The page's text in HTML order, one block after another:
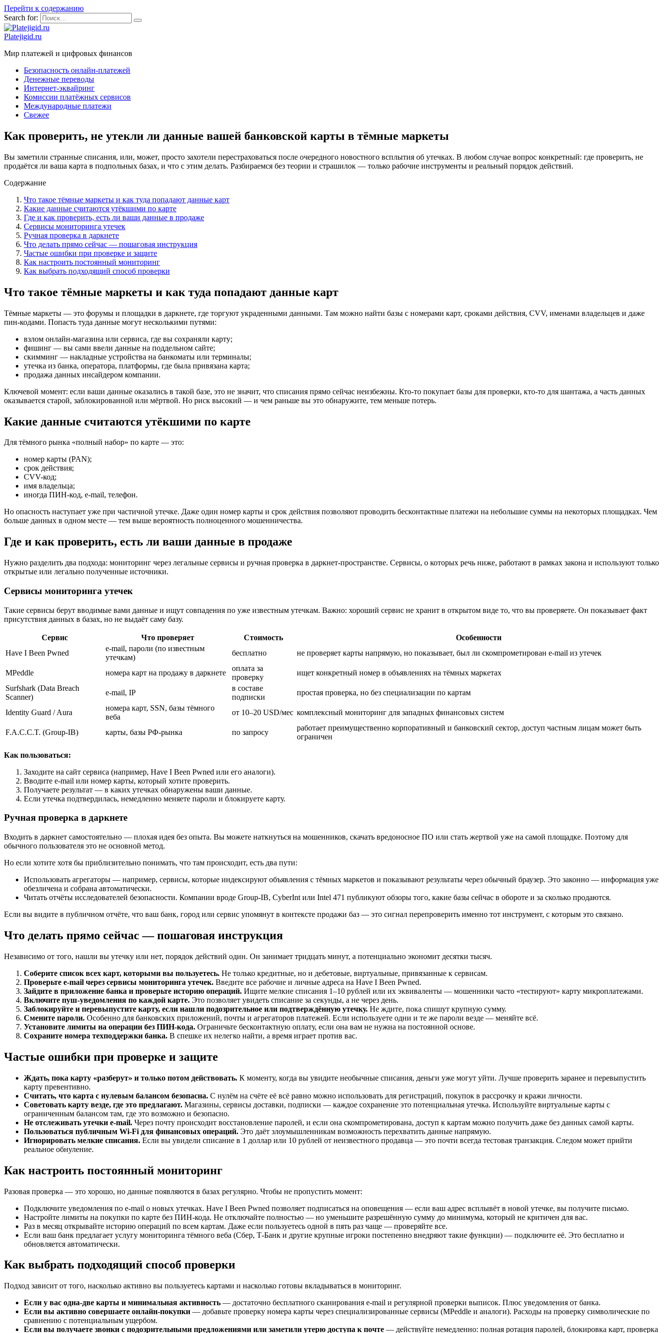
Перейти к содержанию
Search for:
Platejigid.ru
Мир платежей и цифровых финансов
Безопасность онлайн-платежей
Денежные переводы
Интернет-эквайринг
Комиссии платёжных сервисов
Международные платежи
Свежее
Как проверить, не утекли ли данные вашей банковской карты в тёмные маркеты
Вы заметили странные списания, или, может, просто захотели перестраховаться после очередного новостного всплытия об утечках. В любом случае вопрос конкретный: где проверить, не
продаётся ли ваша карта в подпольных базах, и что с этим делать. Разбираемся без теории и страшилок — только рабочие инструменты и реальный порядок действий.
Содержание
Что такое тёмные маркеты и как туда попадают данные карт
Какие данные считаются утёкшими по карте
Где и как проверить, есть ли ваши данные в продаже
Сервисы мониторинга утечек
Ручная проверка в даркнете
Что делать прямо сейчас — пошаговая инструкция
Частые ошибки при проверке и защите
Как настроить постоянный мониторинг
Как выбрать подходящий способ проверки
Что такое тёмные маркеты и как туда попадают данные карт
Тёмные маркеты — это форумы и площадки в даркнете, где торгуют украденными данными. Там можно найти базы с номерами карт, сроками действия, CVV, именами владельцев и даже
пин-кодами. Попасть туда данные могут несколькими путями:
взлом онлайн-магазина или сервиса, где вы сохраняли карту;
фишинг — вы сами ввели данные на поддельном сайте;
скимминг — накладные устройства на банкоматы или терминалы;
утечка из банка, оператора, платформы, где была привязана карта;
продажа данных инсайдером компании.
Ключевой момент: если ваши данные оказались в такой базе, это не значит, что списания прямо сейчас неизбежны. Кто-то покупает базы для проверки, кто-то для шантажа, а часть данных
оказывается старой, заблокированной или мёртвой. Но риск высокий — и чем раньше вы это обнаружите, тем меньше потерь.
Какие данные считаются утёкшими по карте
Для тёмного рынка «полный набор» по карте — это:
номер карты (PAN);
срок действия;
CVV-код;
имя владельца;
иногда ПИН-код, e-mail, телефон.
Но опасность наступает уже при частичной утечке. Даже один номер карты и срок действия позволяют проводить бесконтактные платежи на небольшие суммы на некоторых площадках. Чем
больше данных в одном месте — тем выше вероятность полноценного мошенничества.
Где и как проверить, есть ли ваши данные в продаже
Нужно разделить два подхода: мониторинг через легальные сервисы и ручная проверка в даркнет-пространстве. Сервисы, о которых речь ниже, работают в рамках закона и используют только
открытые или легально полученные источники.
Сервисы мониторинга утечек
Такие сервисы берут вводимые вами данные и ищут совпадения по уже известным утечкам. Важно: хороший сервис не хранит в открытом виде то, что вы проверяете. Он показывает факт
присутствия данных в базах, но не выдаёт саму базу.
Сервис Что проверяет Стоимость
Особенности
Have I Been Pwned
e-mail, пароли (по известным
утечкам)
бесплатно не проверяет карты напрямую, но показывает, был ли скомпрометирован e-mail из утечек
MPeddle номера карт на продажу в даркнете
оплата за
проверку
ищет конкретный номер в объявлениях на тёмных маркетах
Surfshark (Data Breach
Scanner)
e-mail, IP
в составе
подписки
простая проверка, но без специализации по картам
Identity Guard / Aura
номера карт, SSN, базы тёмного
веба
от 10–20 USD/мес комплексный мониторинг для западных финансовых систем
F.A.C.C.T. (Group-IB) карты, базы РФ-рынка по запросу
работает преимущественно корпоративный и банковский сектор, доступ частным лицам может быть
ограничен
Как пользоваться:
Заходите на сайт сервиса (например, Have I Been Pwned или его аналоги).
Вводите e-mail или номер карты, который хотите проверить.
Получаете результат — в каких утечках обнаружены ваши данные.
Если утечка подтвердилась, немедленно меняете пароли и блокируете карту.
Ручная проверка в даркнете
Входить в даркнет самостоятельно — плохая идея без опыта. Вы можете наткнуться на мошенников, скачать вредоносное ПО или стать жертвой уже на самой площадке. Поэтому для
обычного пользователя это не основной метод.
Но если хотите хотя бы приблизительно понимать, что там происходит, есть два пути:
Использовать агрегаторы — например, сервисы, которые индексируют объявления с тёмных маркетов и показывают результаты через обычный браузер. Это законно — информация уже
обезличена и собрана автоматически.
Читать отчёты исследователей безопасности. Компании вроде Group-IB, CyberInt или Intel 471 публикуют обзоры того, какие базы сейчас в обороте и за сколько продаются.
Если вы видите в публичном отчёте, что ваш банк, город или сервис упомянут в контексте продажи баз — это сигнал перепроверить именно тот инструмент, с которым это связано.
Что делать прямо сейчас — пошаговая инструкция
Независимо от того, нашли вы утечку или нет, порядок действий один. Он занимает тридцать минут, а потенциально экономит десятки тысяч.
Соберите список всех карт, которыми вы пользуетесь. Не только кредитные, но и дебетовые, виртуальные, привязанные к сервисам.
Проверьте e-mail через сервисы мониторинга утечек. Введите все рабочие и личные адреса на Have I Been Pwned.
Зайдите в приложение банка и проверьте историю операций. Ищите мелкие списания 1–10 рублей или их эквиваленты — мошенники часто «тестируют» карту микроплатежами.
Включите пуш-уведомления по каждой карте. Это позволяет увидеть списание за секунды, а не через день.
Заблокируйте и перевыпустите карту, если нашли подозрительное или подтверждённую утечку. Не ждите, пока спишут крупную сумму.
Смените пароли. Особенно для банковских приложений, почты и агрегаторов платежей. Если используете одни и те же пароли везде — меняйте всё.
Установите лимиты на операции без ПИН-кода. Ограничьте бесконтактную оплату, если она вам не нужна на постоянной основе.
Сохраните номера техподдержки банка. В спешке их нелегко найти, а время играет против вас.
Частые ошибки при проверке и защите
Ждать, пока карту «разберут» и только потом действовать. К моменту, когда вы увидите необычные списания, деньги уже могут уйти. Лучше проверить заранее и перевыпустить
карту превентивно.
Считать, что карта с нулевым балансом безопасна. С нулём на счёте её всё равно можно использовать для регистраций, покупок в рассрочку и кражи личности.
Советовать карту везде, где это предлагают. Магазины, сервисы доставки, подписки — каждое сохранение это потенциальная утечка. Используйте виртуальные карты с
ограниченным балансом там, где это возможно и безопасно.
Не отслеживать утечки e-mail. Через почту происходит восстановление паролей, и если она скомпрометирована, доступ к картам можно получить даже без данных самой карты.
Пользоваться публичным Wi-Fi для финансовых операций. Это даёт злоумышленникам возможность перехватить данные напрямую.
Игнорировать мелкие списания. Если вы увидели списание в 1 доллар или 10 рублей от неизвестного продавца — это почти всегда тестовая транзакция. Следом может прийти
реальное обнуление.
Как настроить постоянный мониторинг
Разовая проверка — это хорошо, но данные появляются в базах регулярно. Чтобы не пропустить момент:
Подключите уведомления по e-mail о новых утечках. Have I Been Pwned позволяет подписаться на оповещения — если ваш адрес всплывёт в новой утечке, вы получите письмо.
Настройте лимиты на покупки по карте без ПИН-кода. Не отключайте полностью — но уменьшите разрешённую сумму до минимума, который не критичен для вас.
Раз в месяц открывайте историю операций по всем картам. Даже если пользуетесь одной в пять раз чаще — проверяйте все.
Если ваш банк предлагает услугу мониторинга тёмного веба (Сбер, Т-Банк и другие крупные игроки постепенно внедряют такие функции) — подключите её. Это бесплатно и
обновляется автоматически.
Как выбрать подходящий способ проверки
Подход зависит от того, насколько активно вы пользуетесь картами и насколько готовы вкладываться в мониторинг.
Если у вас одна-две карты и минимальная активность — достаточно бесплатного сканирования e-mail и регулярной проверки выписок. Плюс уведомления от банка.
Если вы активно совершаете онлайн-покупки — добавьте проверку номера карты через специализированные сервисы (MPeddle и аналоги). Расходы на проверку символические по
сравнению с потенциальным ущербом.
Если вы получаете звонки с подозрительными предложениями или заметили утерю доступа к почте — действуйте немедленно: полная ротация паролей, блокировка карт, проверка